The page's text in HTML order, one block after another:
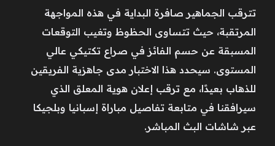
تترقب الجماهير صافرة البداية في هذه المواجهة
المرتقبة، حيث تتساوى الحظوظ وتغيب التوقعات
المسبقة عن حسم الفائز في صراع تكتيكي عالي
المستوى. سيحدد هذا الاختبار مدى جاهزية الفريقين
للذهاب بعيدًا، مع ترقب إعلان هوية المعلق الذي
سيرافقنا في متابعة تفاصيل مباراة إسبانيا وبلجيكا
عبر شاشات البث المباشر.